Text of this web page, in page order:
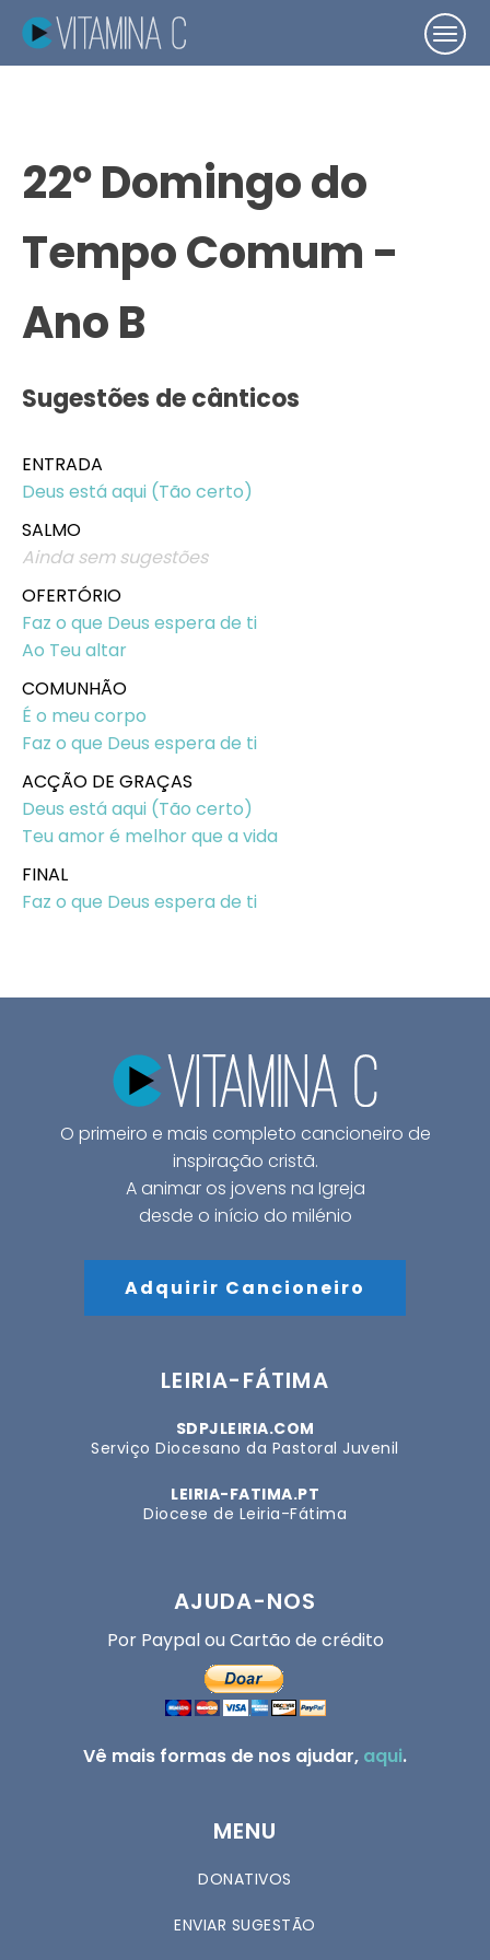
22º Domingo do
Tempo Comum -
Ano B
Sugestões de cânticos
ENTRADA
Deus está aqui (Tão certo)
SALMO
Ainda sem sugestões
OFERTÓRIO
Faz o que Deus espera de ti
Ao Teu altar
COMUNHÃO
É o meu corpo
Faz o que Deus espera de ti
ACÇÃO DE GRAÇAS
Deus está aqui (Tão certo)
Teu amor é melhor que a vida
FINAL
Faz o que Deus espera de ti
O primeiro e mais completo cancioneiro de
inspiração cristã.
A animar os jovens na Igreja
desde o início do milénio
Adquirir Cancioneiro
LEIRIA-FÁTIMA
SDPJLEIRIA.COM
Serviço Diocesano da Pastoral Juvenil
LEIRIA-FATIMA.PT
Diocese de Leiria-Fátima
AJUDA-NOS
Por Paypal ou Cartão de crédito
Vê mais formas de nos ajudar, aqui.
MENU
DONATIVOS
ENVIAR SUGESTÃO